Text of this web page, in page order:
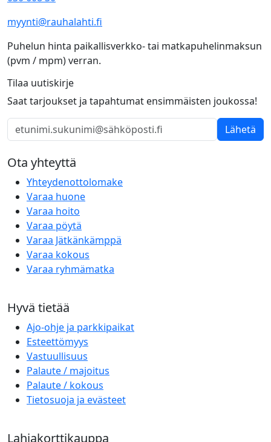
myynti@rauhalahti.fi
Puhelun hinta paikallisverkko- tai matkapuhelinmaksun
(pvm / mpm) verran.
Tilaa uutiskirje
Saat tarjoukset ja tapahtumat ensimmäisten joukossa!
Lähetä
Ota yhteyttä
Yhteydenottolomake
Varaa huone
Varaa hoito
Varaa pöytä
Varaa Jätkänkämppä
Varaa kokous
Varaa ryhmämatka
Hyvä tietää
Ajo-ohje ja parkkipaikat
Esteettömyys
Vastuullisuus
Palaute / majoitus
Palaute / kokous
Tietosuoja ja evästeet
Lahjakorttikauppa